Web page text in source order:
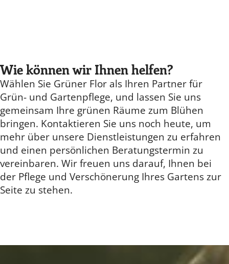
Wie können wir Ihnen helfen?
Wählen Sie Grüner Flor als Ihren Partner für
Grün- und Gartenpflege, und lassen Sie uns
gemeinsam Ihre grünen Räume zum Blühen
bringen. Kontaktieren Sie uns noch heute, um
mehr über unsere Dienstleistungen zu erfahren
und einen persönlichen Beratungstermin zu
vereinbaren. Wir freuen uns darauf, Ihnen bei
der Pflege und Verschönerung Ihres Gartens zur
Seite zu stehen.